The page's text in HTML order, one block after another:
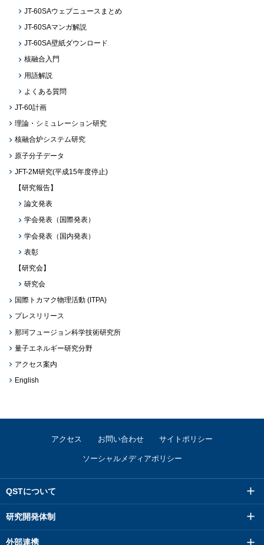
JT-60SAウェブニュースまとめ
JT-60SAマンガ解説
JT-60SA壁紙ダウンロード
核融合入門
用語解説
よくある質問
JT-60計画
理論・シミュレーション研究
核融合炉システム研究
原子分子データ
JFT-2M研究(平成15年度停止)
【研究報告】
論文発表
学会発表（国際発表）
学会発表（国内発表）
表彰
【研究会】
研究会
国際トカマク物理活動 (ITPA)
プレスリリース
那珂フュージョン科学技術研究所
量子エネルギー研究分野
アクセス案内
English
アクセス お問い合わせ サイトポリシー
ソーシャルメディアポリシー
QSTについて
研究開発体制
外部連携